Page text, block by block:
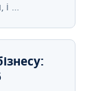
і …